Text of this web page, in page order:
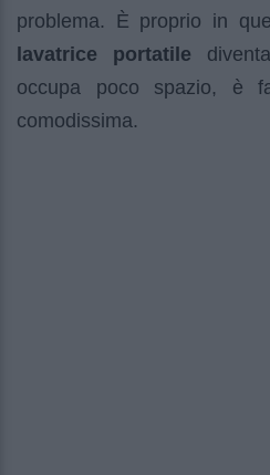
problema. È proprio in
lavatrice portatile
occupa poco spazio, è
comodissima.